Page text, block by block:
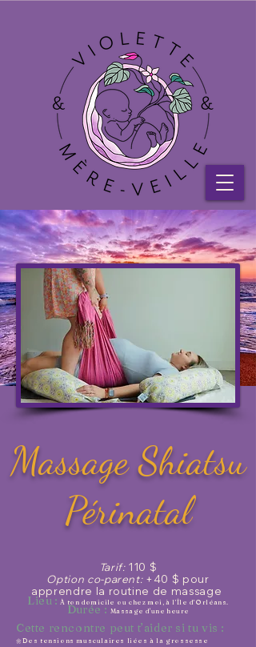
Massage Shiatsu
Périnatal
Tarif:110 $
Option co-parent: +40 $ pour
apprendre la routine de massage
Lieu : À ton domicile ou chez moi, à l’Île d’Orléans.
Durée : Massage d'une heure​​
Cette rencontre peut t’aider si tu vis :
🌼 Des tensions musculaires liées à la grossesse